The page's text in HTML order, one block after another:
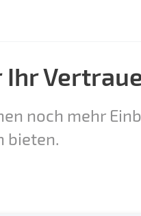
noch mehr
bieten.